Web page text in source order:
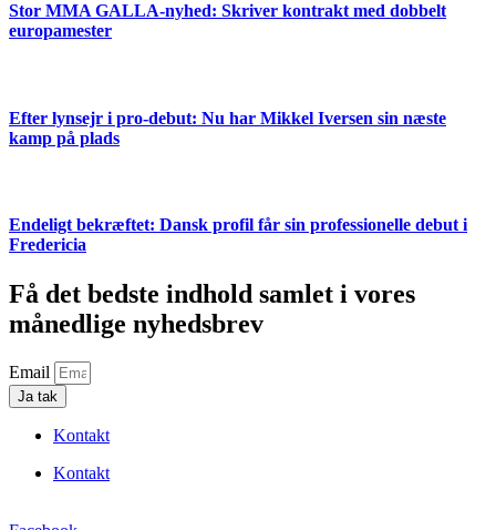
Stor MMA GALLA-nyhed: Skriver kontrakt med dobbelt
europamester
Efter lynsejr i pro-debut: Nu har Mikkel Iversen sin næste
kamp på plads
Endeligt bekræftet: Dansk profil får sin professionelle debut i
Fredericia
Få det bedste indhold samlet i vores
månedlige nyhedsbrev
Email
Ja tak
Kontakt
Kontakt